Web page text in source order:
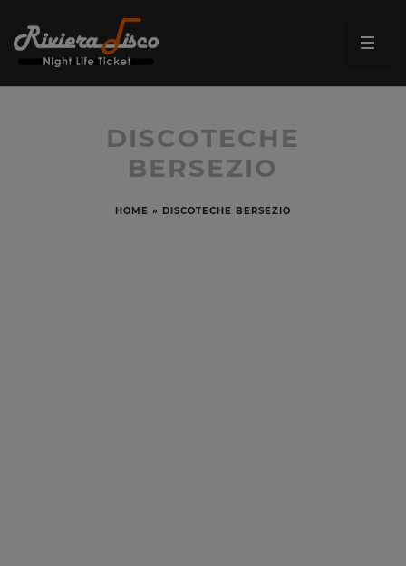
DISCOTECHE
BERSEZIO
HOME » DISCOTECHE BERSEZIO